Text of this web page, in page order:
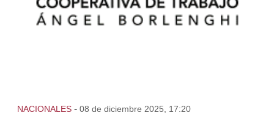
NACIONALES - 08 de diciembre 2025, 17:20